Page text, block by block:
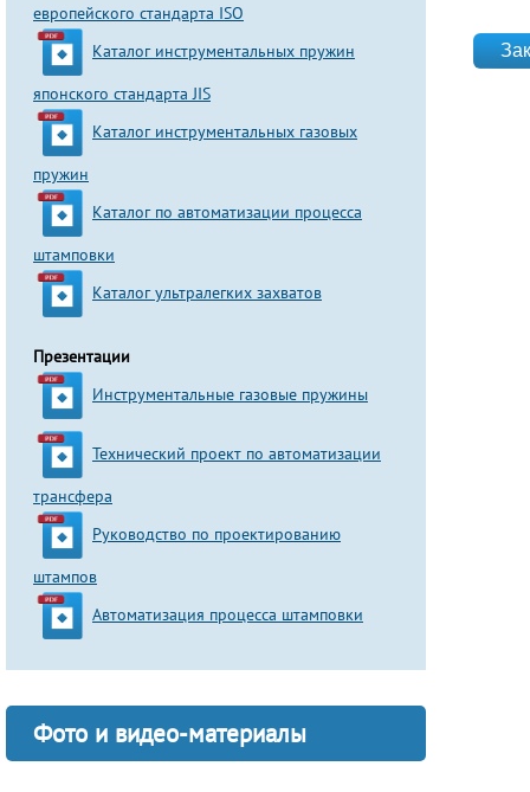
европейского стандарта ISO
Каталог инструментальных пружин
японского стандарта JIS
Каталог инструментальных газовых
пружин
Каталог по автоматизации процесса
штамповки
Каталог ультралегких захватов
Презентации
Инструментальные газовые пружины
Технический проект по автоматизации
трансфера
Руководство по проектированию
штампов
Автоматизация процесса штамповки
Фото и видео-материалы